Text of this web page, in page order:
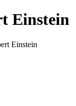
Einstein
Einstein